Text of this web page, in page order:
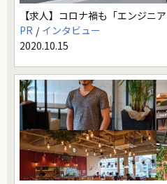
【求人】コロナ禍も「エンジニ
PR
インタビュー
2020.10.15